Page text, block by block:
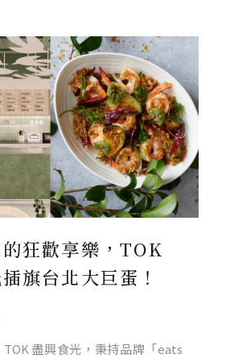
狂歡享樂，TOK
旗台北大巨蛋！
盡興食光，秉持品牌「eats